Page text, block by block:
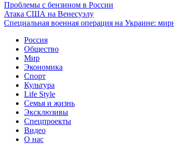
Проблемы с бензином в России
Атака США на Венесуэлу
Специальная военная операция на Украине:
Россия
Общество
Мир
Экономика
Спорт
Культура
Life Style
Семья и жизнь
Эксклюзивы
Спецпроекты
Видео
О нас